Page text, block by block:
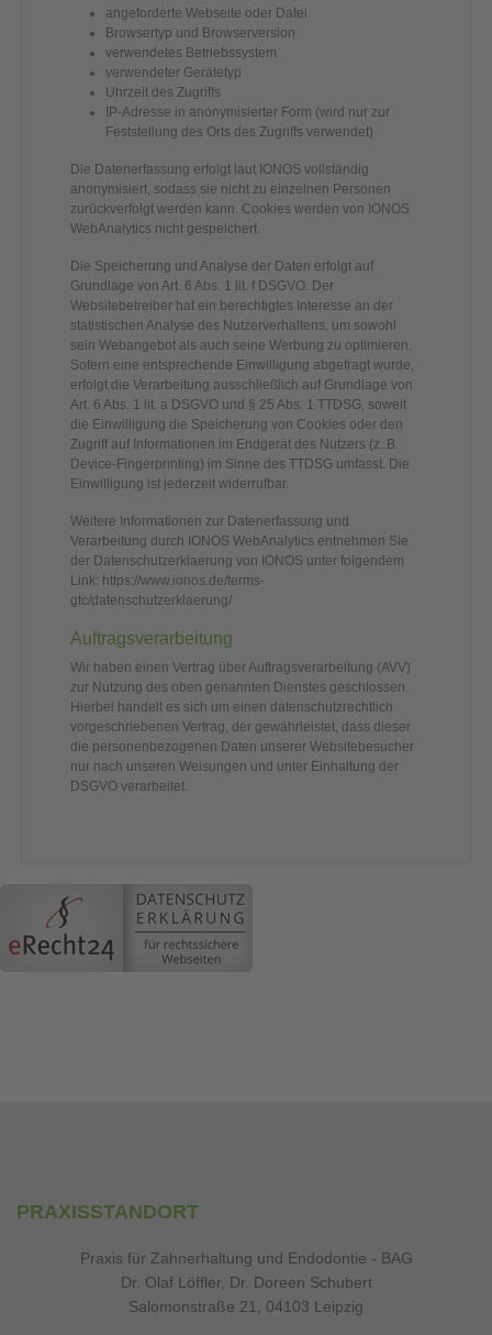
angeforderte Webseite oder Datei
Browsertyp und Browserversion
verwendetes Betriebssystem
verwendeter Gerätetyp
Uhrzeit des Zugriffs
IP-Adresse in anonymisierter Form (wird nur zur
Feststellung des Orts des Zugriffs verwendet)
Die Datenerfassung erfolgt laut IONOS vollständig
anonymisiert, sodass sie nicht zu einzelnen Personen
zurückverfolgt werden kann. Cookies werden von IONOS
WebAnalytics nicht gespeichert.
Die Speicherung und Analyse der Daten erfolgt auf
Grundlage von Art. 6 Abs. 1 lit. f DSGVO. Der
Websitebetreiber hat ein berechtigtes Interesse an der
statistischen Analyse des Nutzerverhaltens, um sowohl
sein Webangebot als auch seine Werbung zu optimieren.
Sofern eine entsprechende Einwilligung abgefragt wurde,
erfolgt die Verarbeitung ausschließlich auf Grundlage von
Art. 6 Abs. 1 lit. a DSGVO und § 25 Abs. 1 TTDSG, soweit
die Einwilligung die Speicherung von Cookies oder den
Zugriff auf Informationen im Endgerät des Nutzers (z. B.
Device-Fingerprinting) im Sinne des TTDSG umfasst. Die
Einwilligung ist jederzeit widerrufbar.
Weitere Informationen zur Datenerfassung und
Verarbeitung durch IONOS WebAnalytics entnehmen Sie
der Datenschutzerklaerung von IONOS unter folgendem
Link: https://www.ionos.de/terms-
gtc/datenschutzerklaerung/
Auftragsverarbeitung
Wir haben einen Vertrag über Auftragsverarbeitung (AVV)
zur Nutzung des oben genannten Dienstes geschlossen.
Hierbei handelt es sich um einen datenschutzrechtlich
vorgeschriebenen Vertrag, der gewährleistet, dass dieser
die personenbezogenen Daten unserer Websitebesucher
nur nach unseren Weisungen und unter Einhaltung der
DSGVO verarbeitet.
PRAXISSTANDORT
Praxis für Zahnerhaltung und Endodontie - BAG
Dr. Olaf Löffler, Dr. Doreen Schubert
Salomonstraße 21, 04103 Leipzig